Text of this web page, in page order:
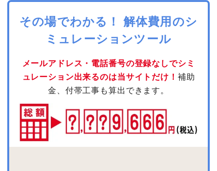
その場でわかる！ 解体費用のシ
ミュレーションツール
メールアドレス・電話番号の登録なしでシミ
ュレーション出来るのは当サイトだけ！ 補助
金、付帯工事も算出できます。